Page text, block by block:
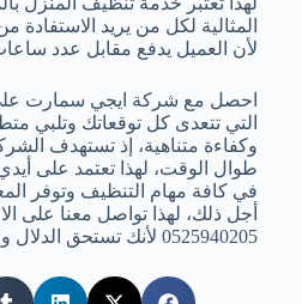
المثالية لكل من يريد الاستفادة
لأن العميل يدفع مقابل عدد
احصل مع شركة ايجي سمارت
التي تتعدى كل توقعاتك وتلبي
وكفاءة متناهية، إذ تستهدف
طوال الوقت، لهذا تعتمد على
في كافة مهام التنظيف وتوفر
0525940205 لأنك تستحق الدلال والرفاهية.